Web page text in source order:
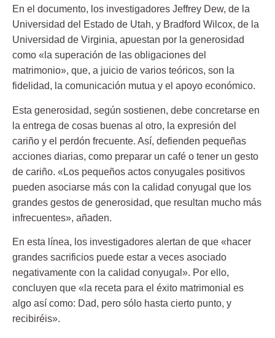
En el documento, los investigadores Jeffrey Dew, de la
Universidad del Estado de Utah, y Bradford Wilcox, de la
Universidad de Virginia, apuestan por la generosidad
como «la superación de las obligaciones del
matrimonio», que, a juicio de varios teóricos, son la
fidelidad, la comunicación mutua y el apoyo económico.
Esta generosidad, según sostienen, debe concretarse en
la entrega de cosas buenas al otro, la expresión del
cariño y el perdón frecuente. Así, defienden pequeñas
acciones diarias, como preparar un café o tener un gesto
de cariño. «Los pequeños actos conyugales positivos
pueden asociarse más con la calidad conyugal que los
grandes gestos de generosidad, que resultan mucho más
infrecuentes», añaden.
En esta línea, los investigadores alertan de que «hacer
grandes sacrificios puede estar a veces asociado
negativamente con la calidad conyugal». Por ello,
concluyen que «la receta para el éxito matrimonial es
algo así como: Dad, pero sólo hasta cierto punto, y
recibiréis».